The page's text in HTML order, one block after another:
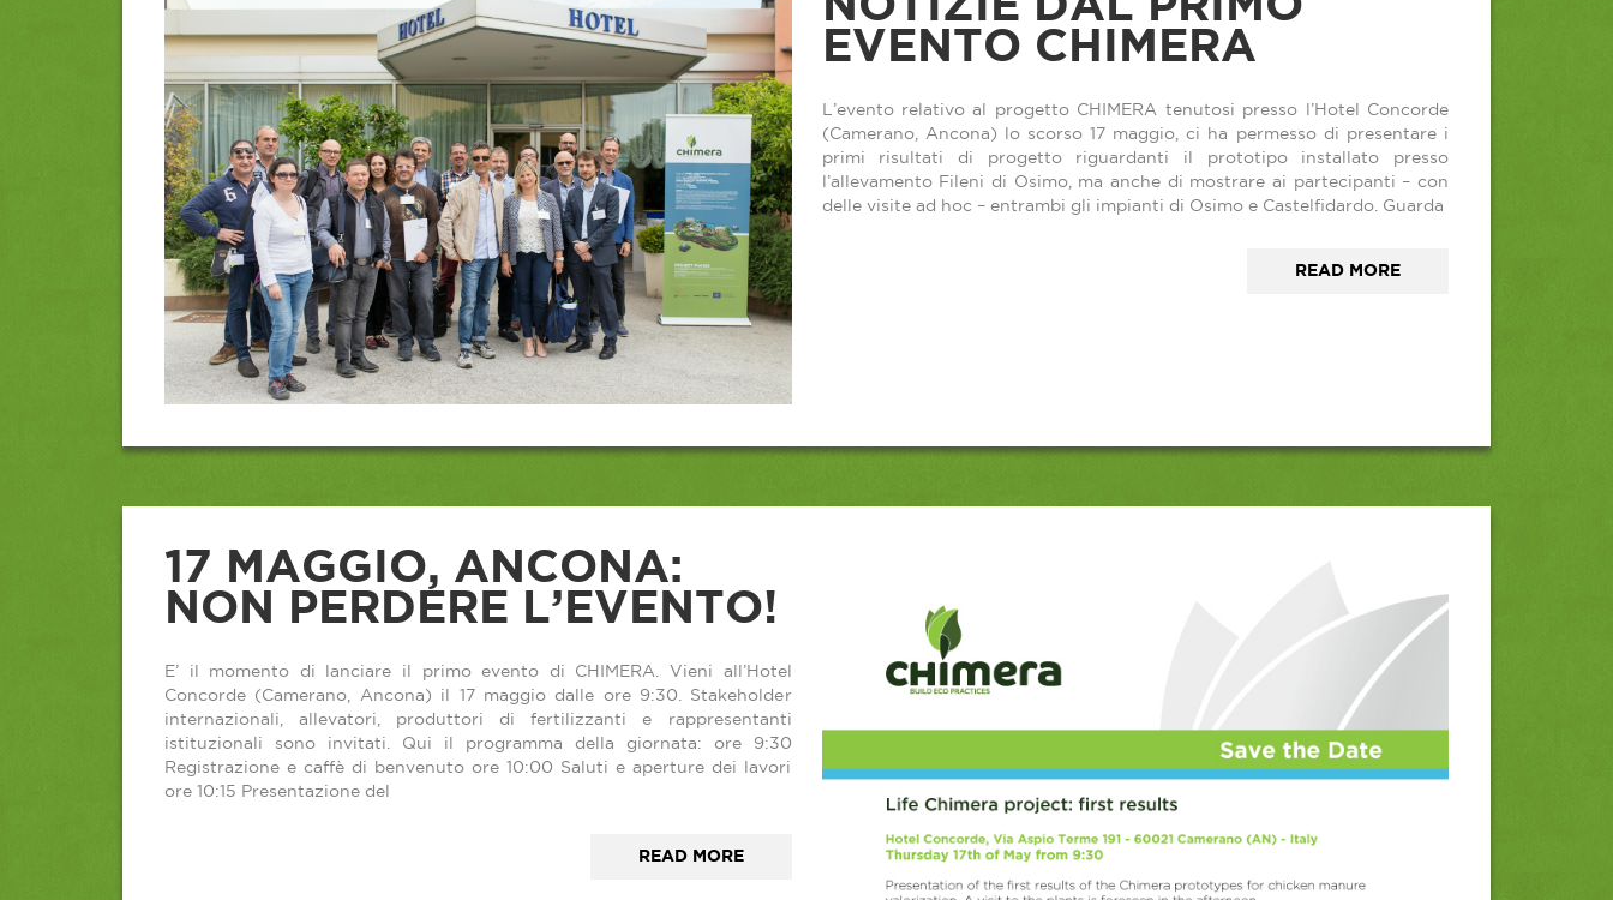
EVENTO CHIMERA
L’evento relativo al progetto CHIMERA tenutosi presso l’Hotel Concorde
(Camerano, Ancona) lo scorso 17 maggio, ci ha permesso di presentare i
primi risultati di progetto riguardanti il prototipo installato presso
l’allevamento Fileni di Osimo, ma anche di mostrare ai partecipanti – con
delle visite ad hoc – entrambi gli impianti di Osimo e Castelfidardo. Guarda
READ MORE
17 MAGGIO, ANCONA:
NON PERDERE L’EVENTO!
E’ il momento di lanciare il primo evento di CHIMERA. Vieni all’Hotel
Concorde (Camerano, Ancona) il 17 maggio dalle ore 9:30. Stakeholder
internazionali, allevatori, produttori di fertilizzanti e rappresentanti
istituzionali sono invitati. Qui il programma della giornata: ore 9:30
Registrazione e caffè di benvenuto ore 10:00 Saluti e aperture dei lavori
ore 10:15 Presentazione del
READ MORE